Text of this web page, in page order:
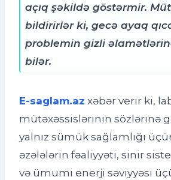
açıq şəkildə göstərmir.
bildirirlər ki, gecə ayaq
problemin gizli
bilər.
E-saglam.az xəbər verir ki,
mütəxəssislərinin sözlərinə
yalnız sümük sağlamlığı
əzələlərin fəaliyyəti, sinir
və ümumi enerji səviyyəsi